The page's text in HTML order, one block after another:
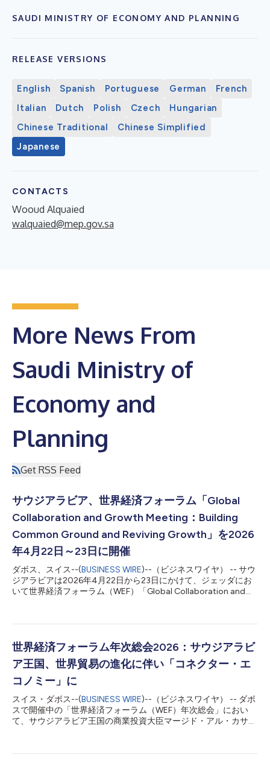
SAUDI MINISTRY OF ECONOMY AND PLANNING
RELEASE VERSIONS
English Spanish Portuguese German
French
Italian
Dutch Polish Czech
Hungarian
Chinese Traditional
Chinese Simplified
Japanese
CONTACTS
Wooud Alquaied
walquaied@mep.gov.sa
More News From
Saudi Ministry of
Economy and
Planning
Get RSS Feed
サウジアラビア、世界経済フォーラム「Global
Collaboration and Growth Meeting：Building
Common Ground and Reviving Growth」を2026
年4月22日～23日に開催
ダボス、スイス--(BUSINESS WIRE)--（ビジネスワイヤ） -- サウ
ジアラビアは2026年4月22日から23日にかけて、ジェッダにお
いて世界経済フォーラム（WEF）「Global Collaboration and
次総会の閉会日に発表しました。 サウジアラビア経済企画大臣
フォーラム年次総会で発表された定期的なハイレベルWEF会合の
詳細を確認しました。 地政学的な分断に対抗するべく、現実主
義と協力を呼びかけるなか、アル・イブラヒーム閣下は次のよう
に述べています。「安定は短期間で実現できるものではなく、お
金で買えるものでもありません。」 「私たちは安定を確立し、
育み、守り、強化し、そして導く必要があります。安定は絶対に
譲れないものなのです」と、アル・イブラヒーム閣下は世界のリ
ーダーに向けて語りました。アル・イブラヒーム閣下は、世界経
世界経済フォーラム年次総会2026：サウジアラビ
ア王国、世界貿易の進化に伴い「コネクター・エ
コノミー」に
スイス・ダボス--(BUSINESS WIRE)--（ビジネスワイヤ） -- ダボ
スで開催中の「世界経済フォーラム（WEF）年次総会」におい
て、サウジアラビア王国の商業投資大臣マージド・アル・カサビ
ド・ アル・カサビー閣下の「Many Shapes of Trade（多角化す